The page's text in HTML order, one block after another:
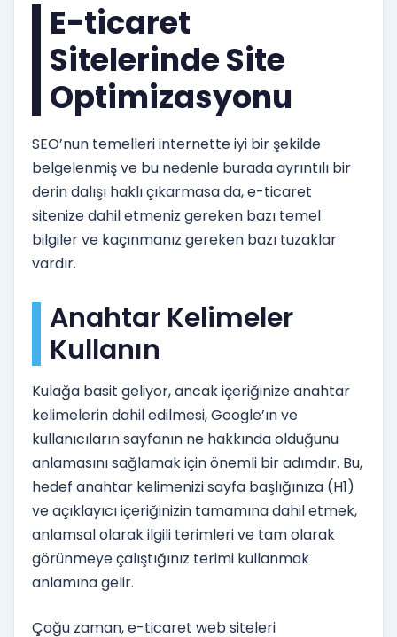
E-ticaret
Sitelerinde Site
Optimizasyonu
SEO’nun temelleri internette iyi bir şekilde
belgelenmiş ve bu nedenle burada ayrıntılı bir
derin dalışı haklı çıkarmasa da, e-ticaret
sitenize dahil etmeniz gereken bazı temel
bilgiler ve kaçınmanız gereken bazı tuzaklar
vardır.
Anahtar Kelimeler
Kullanın
Kulağa basit geliyor, ancak içeriğinize anahtar
kelimelerin dahil edilmesi, Google’ın ve
kullanıcıların sayfanın ne hakkında olduğunu
anlamasını sağlamak için önemli bir adımdır. Bu,
hedef anahtar kelimenizi sayfa başlığınıza (H1)
ve açıklayıcı içeriğinizin tamamına dahil etmek,
anlamsal olarak ilgili terimleri ve tam olarak
görünmeye çalıştığınız terimi kullanmak
anlamına gelir.
Çoğu zaman, e-ticaret web siteleri